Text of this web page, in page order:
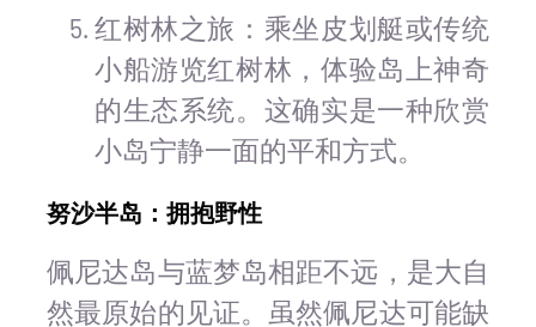
红树林之旅：乘坐皮划艇或传统
小船游览红树林，体验岛上神奇
的生态系统。这确实是一种欣赏
小岛宁静一面的平和方式。
努沙半岛：拥抱野性
佩尼达岛与蓝梦岛相距不远，是大自
然最原始的见证。虽然佩尼达可能缺